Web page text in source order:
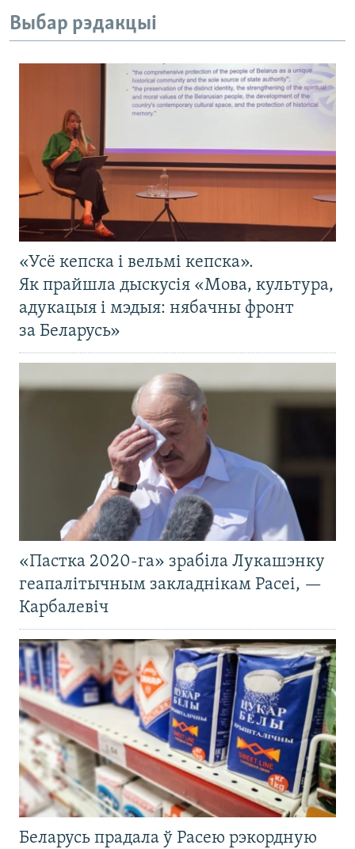
Выбар рэдакцыі
«Усё кепска і вельмі кепска».
Як прайшла дыскусія «Мова, культура,
адукацыя і мэдыя: нябачны фронт
за Беларусь»
«Пастка 2020-га» зрабіла Лукашэнку
геапалітычным закладнікам Расеі, —
Карбалевіч
Беларусь прадала ў Расею рэкордную